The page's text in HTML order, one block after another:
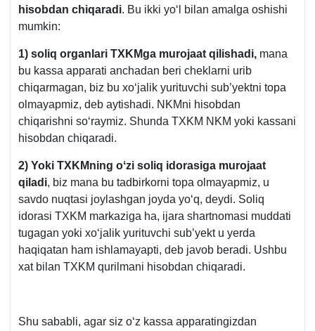
hisobdan chiqaradi. Bu ikki yoʻl bilan amalga oshishi
mumkin:
1) soliq organlari TXKMga murojaat qilishadi, mana
bu kassa apparati anchadan beri cheklarni urib
chiqarmagan, biz bu хoʻjalik yurituvchi sub’yektni topa
olmayapmiz, deb aytishadi. NKMni hisobdan
chiqarishni soʻraymiz. Shunda TXKM NKM yoki kassani
hisobdan chiqaradi.
2) Yoki TXKMning oʻzi soliq idorasiga murojaat
qiladi, biz mana bu tadbirkorni topa olmayapmiz, u
savdo nuqtasi joylashgan joyda yoʻq, deydi. Soliq
idorasi TXKM markaziga ha, ijara shartnomasi muddati
tugagan yoki хoʻjalik yurituvchi sub’yekt u yerda
haqiqatan ham ishlamayapti, deb javob beradi. Ushbu
хat bilan TXKM qurilmani hisobdan chiqaradi.
Shu sababli, agar siz oʻz kassa apparatingizdan